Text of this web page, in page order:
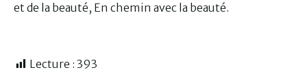
et de la beauté, En chemin avec la beauté.
Lecture : 393